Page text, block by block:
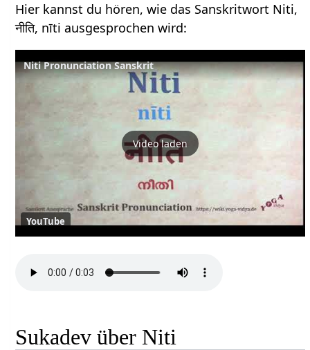
Hier kannst du hören, wie das Sanskritwort Niti,
नीति, nīti ausgesprochen wird:
Niti Pronunciation Sanskrit
Video laden
YouTube
Sukadev über Niti